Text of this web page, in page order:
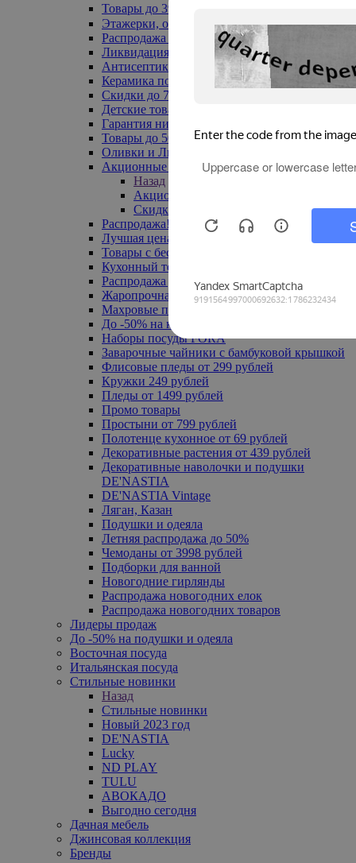
Товары до 399₽
Этажерки, обувницы
Распродажа текстиля до -50%
Ликвидация до -70%
Антисептики
Керамика по 129 руб
Скидки до 70%
Детские товары
Гарантия низкой цены
Товары до 500 руб
Оливки и Лимоны
Акционные товары
Назад
Акционные товары
Скидка 20% по промокоду
Распродажа! Ульяновск до -70%
Лучшая цена
Товары с бесплатной доставкой
Кухонный текстиль
Распродажа до -50%
Жаропрочная посуда
Махровые полотенца
До -50% на ковры
Наборы посуды FORA
Заварочные чайники с бамбуковой крышкой
Флисовые пледы от 299 рублей
Кружки 249 рублей
Пледы от 1499 рублей
Промо товары
Простыни от 799 рублей
Полотенце кухонное от 69 рублей
Декоративные растения от 439 рублей
Декоративные наволочки и подушки
DE'NASTIA
DE'NASTIA Vintage
Ляган, Казан
Подушки и одеяла
Летняя распродажа до 50%
Чемоданы от 3998 рублей
Подборки для ванной
Новогодние гирлянды
Распродажа новогодних елок
Распродажа новогодних товаров
Лидеры продаж
До -50% на подушки и одеяла
Восточная посуда
Итальянская посуда
Стильные новинки
Назад
Стильные новинки
Новый 2023 год
DE'NASTIA
Lucky
ND PLAY
TULU
АВОКАДО
Выгодно сегодня
Дачная мебель
Джинсовая коллекция
Бренды